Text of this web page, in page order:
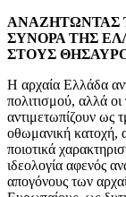
ΑΝΑΖΗΤΩΝΤΑΣ
ΣΥΝΟΡΑ ΤΗΣ
ΣΤΟΥΣ
Η αρχαία Ελλάδα
πολιτισμού, αλλά
αντιμετωπίζουν ως
οθωμανική κατοχή,
ποιοτικά
ιδεολογία αφενός
απογόνους των